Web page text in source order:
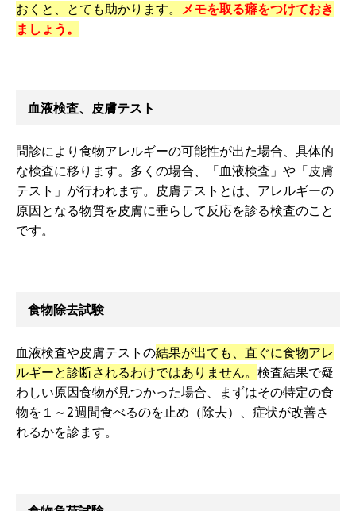
おくと、とても助かります。 メモを取る癖をつけておき
ましょう。
血液検査、皮膚テスト
問診により食物アレルギーの可能性が出た場合、具体的
な検査に移ります。多くの場合、「血液検査」や「皮膚
テスト」が行われます。皮膚テストとは、アレルギーの
原因となる物質を皮膚に垂らして反応を診る検査のこと
です。
食物除去試験
血液検査や皮膚テストの結果が出ても、直ぐに食物アレ
ルギーと診断されるわけではありません。 検査結果で疑
わしい原因食物が見つかった場合、まずはその特定の食
物を１～2週間食べるのを止め（除去）、症状が改善さ
れるかを診ます。